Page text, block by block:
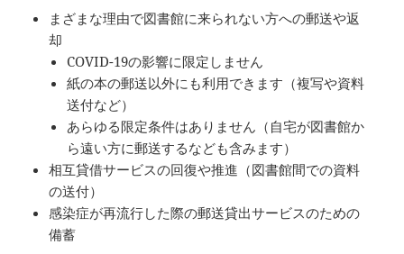
まざまな理由で図書館に来られない方への郵送や返
却
COVID-19の影響に限定しません
紙の本の郵送以外にも利用できます（複写や資料
送付など）
あらゆる限定条件はありません（自宅が図書館か
ら遠い方に郵送するなども含みます）
相互貸借サービスの回復や推進（図書館間での資料
の送付）
感染症が再流行した際の郵送貸出サービスのための
備蓄